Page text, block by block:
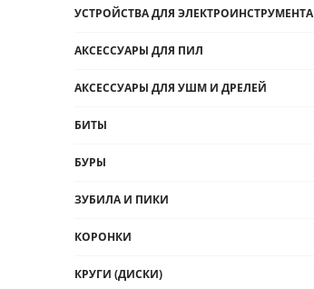
УСТРОЙСТВА ДЛЯ ЭЛЕКТРОИНСТРУМЕНТА
АКСЕССУАРЫ ДЛЯ ПИЛ
АКСЕССУАРЫ ДЛЯ УШМ И ДРЕЛЕЙ
БИТЫ
БУРЫ
ЗУБИЛА И ПИКИ
КОРОНКИ
КРУГИ (ДИСКИ)